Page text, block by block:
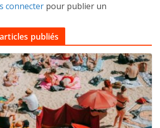
connecter pour publier un
publiés